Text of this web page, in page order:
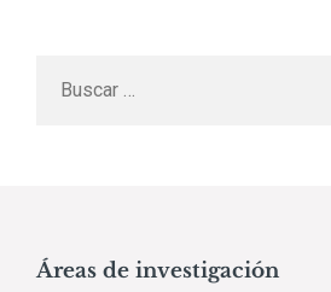
por:
Áreas de investigación